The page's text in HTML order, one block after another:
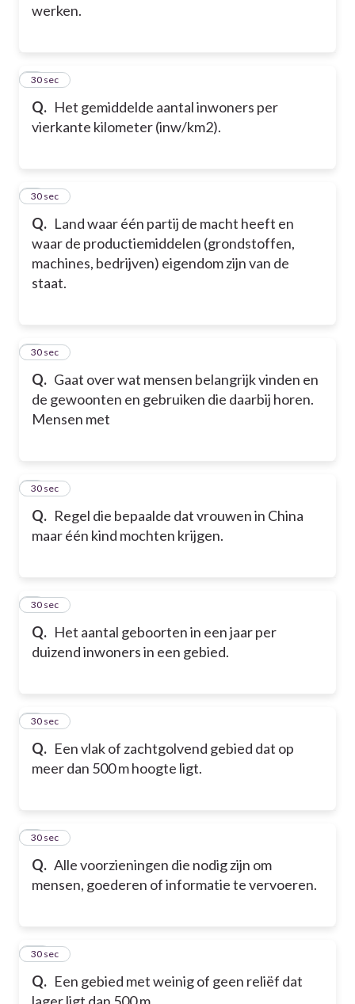
werken.
Q. Het gemiddelde aantal inwoners per
vierkante kilometer (inw/km2).
3
30 sec
Q. Land waar één partij de macht heeft en
waar de productiemiddelen (grondstoffen,
machines, bedrijven) eigendom zijn van de
staat.
4
30 sec
Q. Gaat over wat mensen belangrijk vinden en
de gewoonten en gebruiken die daarbij horen.
Mensen met
5
30 sec
Q. Regel die bepaalde dat vrouwen in China
maar één kind mochten krijgen.
6
30 sec
Q. Het aantal geboorten in een jaar per
duizend inwoners in een gebied.
7
30 sec
Q. Een vlak of zachtgolvend gebied dat op
meer dan 500 m hoogte ligt.
8
30 sec
Q. Alle voorzieningen die nodig zijn om
mensen, goederen of informatie te vervoeren.
9
30 sec
Q. Een gebied met weinig of geen reliëf dat
lager ligt dan 500 m.
10
30 sec